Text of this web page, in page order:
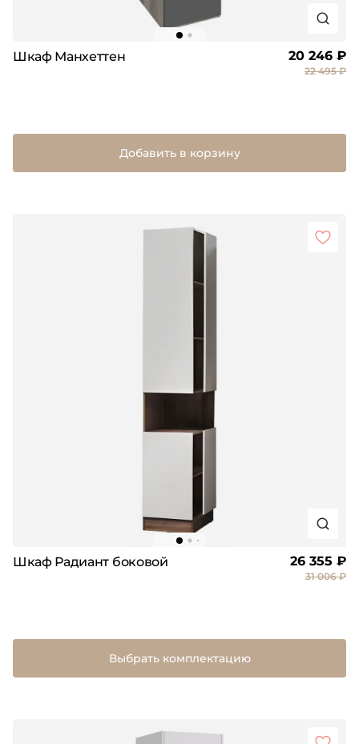
Шкаф Манхеттен 20 246 ₽
22 495 ₽
Добавить в корзину
Шкаф Радиант боковой 26 355 ₽
31 006 ₽
Выбрать комплектацию